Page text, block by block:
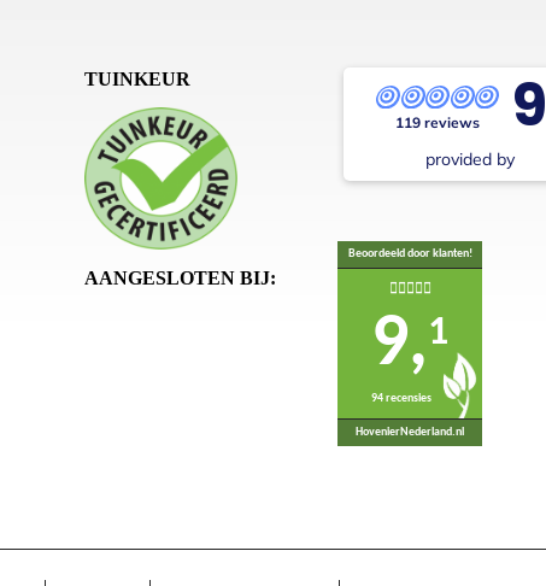
TUINKEUR
AANGESLOTEN BIJ:
119 reviews 9
provided by
Beoordeeld door klanten!
9,1
94 recensies
HovenierNederland.nl